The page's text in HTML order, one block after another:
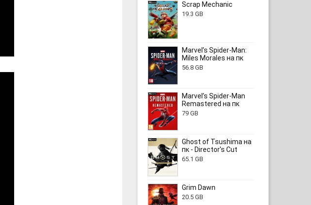
Scrap Mechanic
19.3 GB
Marvel’s Spider-Man:
Miles Morales на пк
56.8 GB
Marvel’s Spider-Man
Remastered на пк
79 GB
Ghost of Tsushima на
пк - Director's Cut
65.1 GB
Grim Dawn
20.5 GB